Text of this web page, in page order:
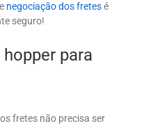
negociação dos fretesé
seguro!
para
fretes não precisa ser